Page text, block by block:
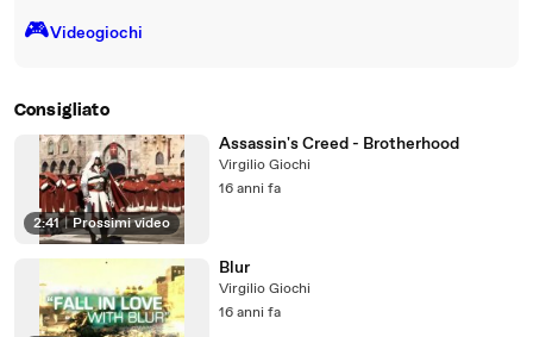
🎮️Videogiochi
Consigliato
2:41 | Prossimi video
Assassin's Creed - Brotherhood
Virgilio Giochi
16 anni fa
Blur
Virgilio Giochi
16 anni fa